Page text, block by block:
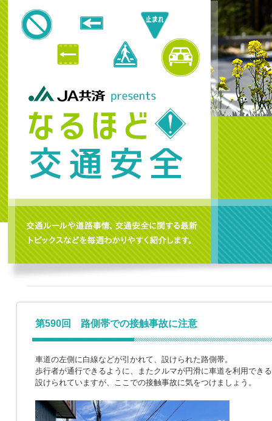
第590回 路側帯での接触事故に注意
車道の左側に白線などが引かれて、設けられた路側帯。
歩行者が通行できるように、またクルマが円滑に車道を利用でき
設けられていますが、ここでの接触事故に気をつけましょう。